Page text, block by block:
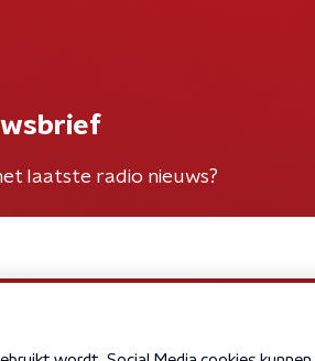
laatste radio nieuws?